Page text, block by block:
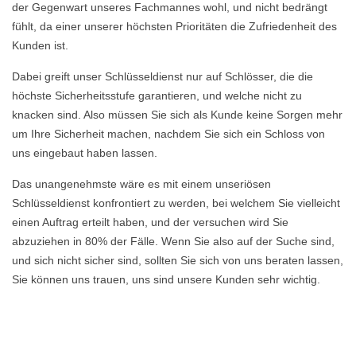
der Gegenwart unseres Fachmannes wohl, und nicht bedrängt
fühlt, da einer unserer höchsten Prioritäten die Zufriedenheit des
Kunden ist.
Dabei greift unser Schlüsseldienst nur auf Schlösser, die die
höchste Sicherheitsstufe garantieren, und welche nicht zu
knacken sind. Also müssen Sie sich als Kunde keine Sorgen mehr
um Ihre Sicherheit machen, nachdem Sie sich ein Schloss von
uns eingebaut haben lassen.
Das unangenehmste wäre es mit einem unseriösen
Schlüsseldienst konfrontiert zu werden, bei welchem Sie vielleicht
einen Auftrag erteilt haben, und der versuchen wird Sie
abzuziehen in 80% der Fälle. Wenn Sie also auf der Suche sind,
und sich nicht sicher sind, sollten Sie sich von uns beraten lassen,
Sie können uns trauen, uns sind unsere Kunden sehr wichtig.